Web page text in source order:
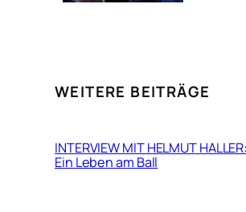
WEITERE BEITRÄGE
INTERVIEW MIT HELMUT HALLER:
Ein Leben am Ball